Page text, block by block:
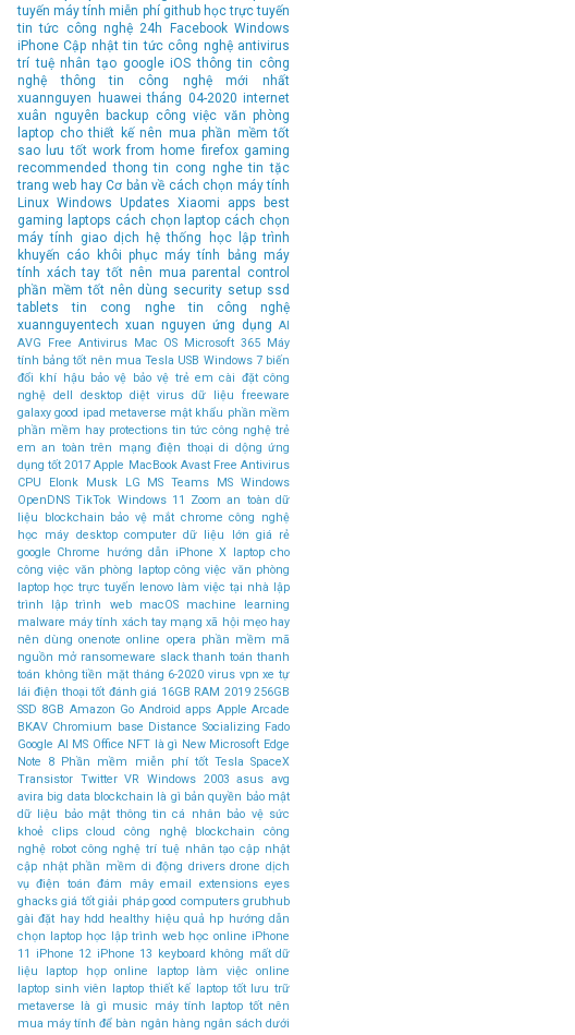
tuyến máy tính miễn phí github học trực tuyến
tin tức công nghệ 24h Facebook Windows
iPhone Cập nhật tin tức công nghệ antivirus
trí tuệ nhân tạo google iOS thông tin công
nghệ
thông tin công nghệ mới nhất
xuannguyen
huawei tháng 04-2020 internet
xuân nguyên
backup công việc văn phòng
laptop cho thiết kế nên mua phần mềm tốt
sao lưu tốt work from home firefox gaming
recommended thong tin cong nghe tin tặc
trang web hay Cơ bản về cách chọn máy tính
Linux Windows Updates Xiaomi apps
best
gaming laptops cách chọn laptop cách chọn
máy tính
giao dịch hệ thống
học lập trình
khuyến cáo
khôi phục máy tính bảng máy
tính xách tay tốt nên mua parental control
phần mềm tốt nên dùng security setup ssd
tablets
tin cong nghe
tin công nghệ
xuannguyentech xuan nguyen ứng dụng AI
AVG Free Antivirus Mac OS Microsoft 365 Máy
tính bảng tốt nên mua Tesla USB Windows 7 biến
đổi khí hậu bảo vệ bảo vệ trẻ em cài đặt công
nghệ dell desktop diệt virus dữ liệu
freeware
galaxy good ipad metaverse mật khẩu phần mềm
phần mềm hay protections tin tức công nghệ trẻ
em an toàn trên mạng điện thoại di dộng ứng
dụng tốt 2017 Apple MacBook Avast Free Antivirus
CPU
Elonk Musk LG MS Teams
MS Windows
OpenDNS TikTok Windows 11 Zoom an toàn dữ
liệu
blockchain bảo vệ mắt chrome công nghệ
học máy desktop computer dữ liệu lớn giá rẻ
google Chrome
hướng dẫn iPhone X laptop cho
công việc văn phòng laptop công việc văn phòng
laptop học trực tuyến lenovo làm việc tại nhà lập
trình
lập trình web macOS
machine learning
malware máy tính xách tay mạng xã hội mẹo hay
nên dùng onenote online opera phần mềm mã
nguồn mở ransomeware slack thanh toán thanh
toán không tiền mặt tháng 6-2020 virus vpn xe tự
lái điện thoại tốt đánh giá 16GB RAM 2019 256GB
SSD 8GB Amazon Go Android apps Apple Arcade
BKAV Chromium base Distance Socializing Fado
Google AI MS Office NFT là gì New Microsoft Edge
Note 8 Phần mềm miễn phí tốt Tesla SpaceX
Transistor Twitter VR Windows 2003 asus avg
avira big data blockchain là gì bản quyền bảo mật
dữ liệu
bảo mật thông tin cá nhân bảo vệ sức
khoẻ
clips cloud công nghệ blockchain
công
nghệ robot công nghệ trí tuệ nhân tạo cập nhật
cập nhật phần mềm di động drivers drone dịch
vụ điện toán đám mây email extensions eyes
ghacks giá tốt giải pháp good computers grubhub
gài đặt hay hdd healthy hiệu quả hp hướng dẫn
chọn laptop học lập trình web học online iPhone
11
iPhone 12 iPhone 13 keyboard không mất dữ
liệu
laptop họp online
laptop làm việc online
laptop sinh viên laptop thiết kế laptop tốt lưu trữ
metaverse là gì music
máy tính laptop tốt nên
mua máy tính để bàn ngân hàng ngân sách dưới